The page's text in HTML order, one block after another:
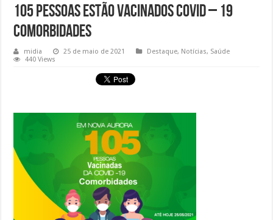
105 pessoas estão vacinados Covid – 19
Comorbidades
midia 25 de maio de 2021 Destaque, Notícias, Saúde
440 Views